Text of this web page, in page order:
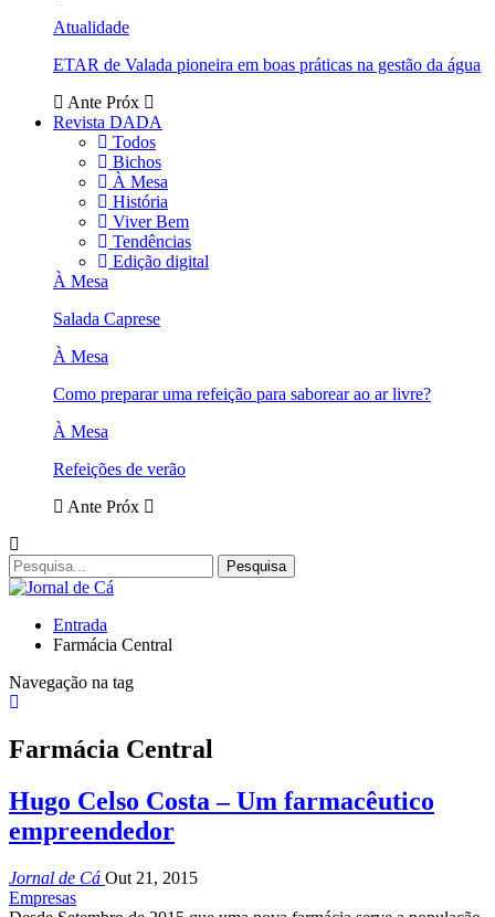
Atualidade
ETAR de Valada pioneira em boas práticas na gestão da água
Ante Próx
Revista DADA
Todos
Bichos
À Mesa
História
Viver Bem
Tendências
Edição digital
À Mesa
Salada Caprese
À Mesa
Como preparar uma refeição para saborear ao ar livre?
À Mesa
Refeições de verão
Ante Próx
Entrada
Farmácia Central
Navegação na tag
Farmácia Central
Hugo Celso Costa – Um farmacêutico
empreendedor
Jornal de Cá Out 21, 2015
Empresas